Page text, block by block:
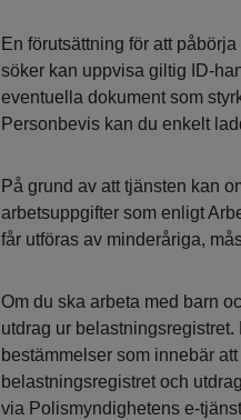
En förutsättning för att
söker kan uppvisa giltig ID-
eventuella dokument som
Personbevis kan du enkelt
På grund av att tjänsten kan
arbetsuppgifter som enligt
får utföras av minderåriga,
Om du ska arbeta med barn
utdrag ur
bestämmelser som innebär
belastningsregistret och
via Polismyndighetens e-